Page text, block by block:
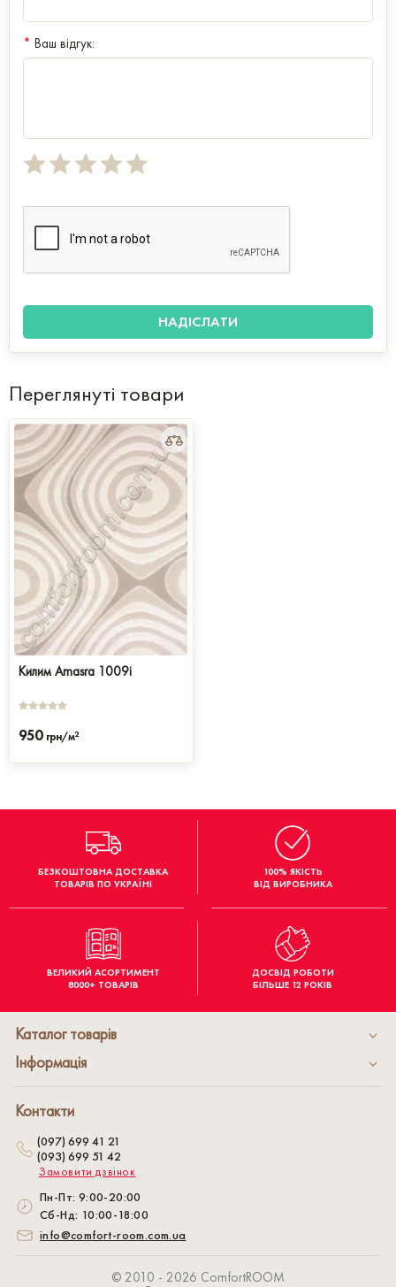
* Ваш відгук:
Переглянуті товари
Килим Amasra 1009i
950 грн/м2
БЕЗКОШТОВНА ДОСТАВКА
ТОВАРІВ ПО УКРАЇНІ
100% ЯКІСТЬ
ВІД ВИРОБНИКА
ВЕЛИКИЙ АСОРТИМЕНТ
8000+ ТОВАРІВ
ДОСВІД РОБОТИ
БІЛЬШЕ 12 РОКІВ
© 2010 - 2026 СomfortROOM
Каталог товарів
Інформація
Контакти
(097) 699 41 21
(093) 699 51 42
Замовити дзвінок
Пн-Пт: 9:00-20:00
Сб-Нд: 10:00-18:00
info@comfort-room.com.ua